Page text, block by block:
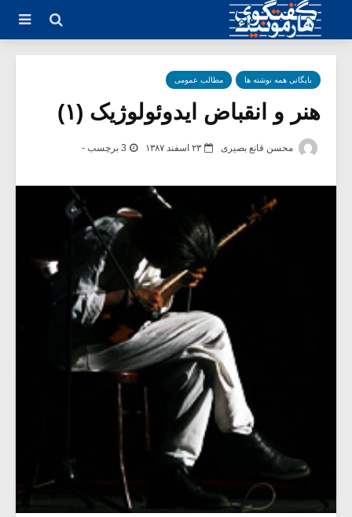
بایگانی همه نوشته ها مطالب عمومی
هنر و انقباض ایدوئولوژیک (۱)
محسن قانع بصیری ۲۳ اسفند ۱۳۸۷ 3 برچسب -